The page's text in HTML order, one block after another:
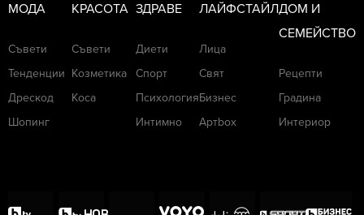
МОДА
Съвети
Тенденции
Дрескод
Шопинг
КРАСОТА
Съвети
Козметика
Коса
ЗДРАВЕ
Диети
Спорт
Психология
Интимно
ЛАЙФСТАЙЛ
Лица
Свят
Бизнес
Артbox
ДОМ И
СЕМЕЙСТВО
Рецепти
Градина
Интериор